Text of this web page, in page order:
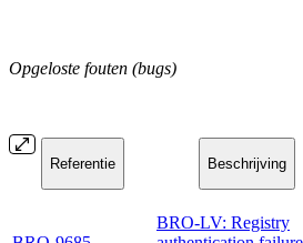
Opgeloste fouten (bugs)
Referentie Beschrijving
BRO-LV: Registry